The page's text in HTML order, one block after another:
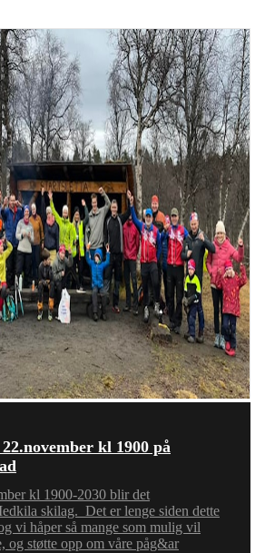
kl 1900 på
kl 1900-2030 blir det
skilag. Det er lenge siden dette
vi håper så mange som mulig vil
og støtte opp om våre påg&ar